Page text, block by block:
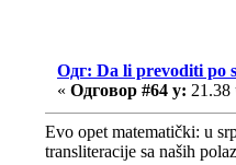
Одг: Da li prevoditi po
« Одговор #64 у: 21.38
Evo opet matematički: u
transliteracije sa naših